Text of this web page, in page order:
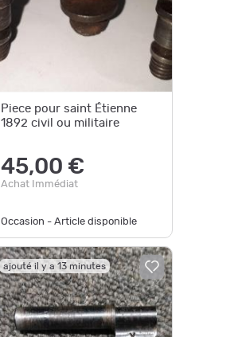
Piece pour saint Étienne
1892 civil ou militaire
45,00 €
Achat Immédiat
Occasion - Article disponible
ajouté il y a 13 minutes